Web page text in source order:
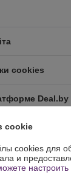
cookies
Deal.by
ПлотникБЕЛ
Слуцкий р-н
cookie
cookies для
и